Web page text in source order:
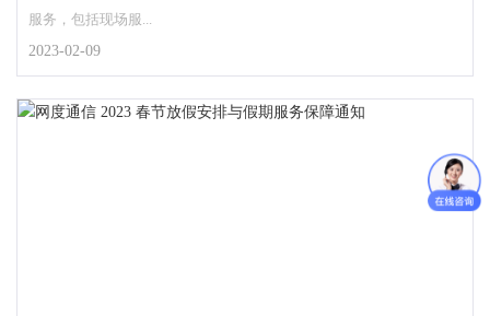
服务，包括现场服...
2023-02-09